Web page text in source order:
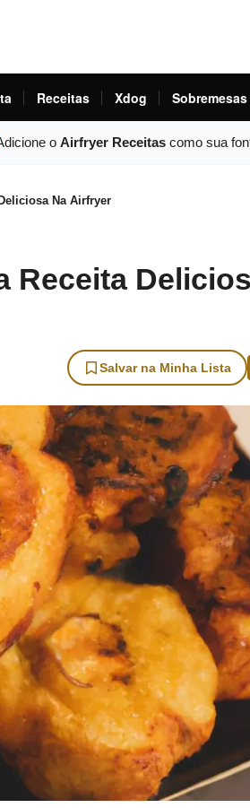
Receitas Xdog Sobremesas
o Airfryer Receitas como sua
Na Airfryer
Receita
Salvar na Minha Lista